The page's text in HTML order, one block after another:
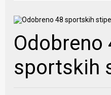
Odobreno
sportskih